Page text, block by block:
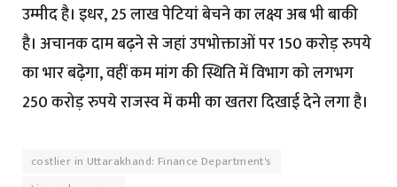
उम्मीद है। इधर, 25 लाख पेटियां बेचने का लक्ष्य अब भी बाकी
है। अचानक दाम बढ़ने से जहां उपभोक्ताओं पर 150 करोड़ रुपये
का भार बढ़ेगा, वहीं कम मांग की स्थिति में विभाग को लगभग
250 करोड़ रुपये राजस्व में कमी का खतरा दिखाई देने लगा है।
costlier in Uttarakhand: Finance Department's